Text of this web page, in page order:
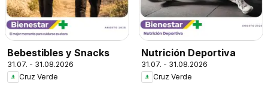
Bebestibles y Snacks
31.07. - 31.08.2026
Cruz Verde
Nutrición Deportiva
31.07. - 31.08.2026
Cruz Verde